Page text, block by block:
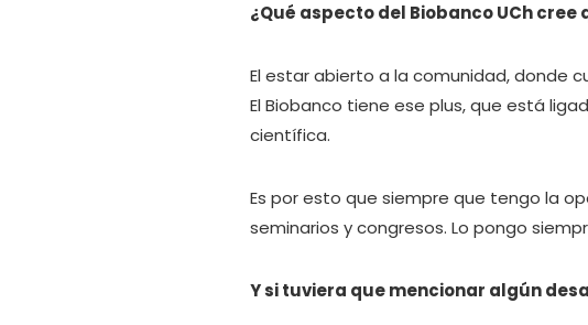
¿Qué aspecto del Biobanco UCh
El estar abierto a la comunidad, donde
El Biobanco tiene ese plus, que está
científica.
Es por esto que siempre que tengo la
seminarios y congresos. Lo pongo
Y si tuviera que mencionar algún